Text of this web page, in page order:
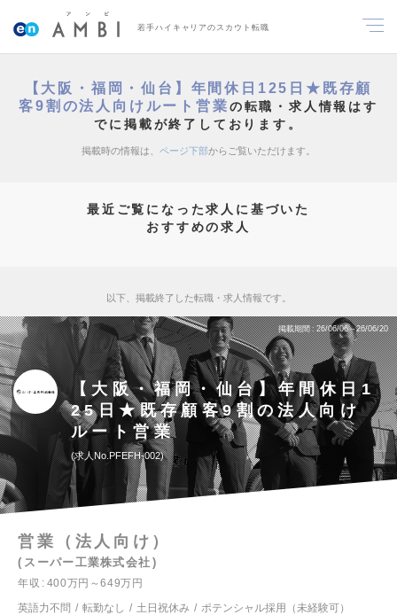
若手ハイキャリアのスカウト転職
【大阪・福岡・仙台】年間休日125日★既存顧
客9割の法人向けルート営業の転職・求人情報はす
でに掲載が終了しております。
掲載時の情報は、 ページ下部からご覧いただけます。
最近ご覧になった求人に基づいた
おすすめの求人
以下、掲載終了した転職・求人情報です。
掲載期間 26/06/06～26/06/20
【大阪・福岡・仙台】年間休日1
25日★既存顧客9割の法人向け
ルート営業
求人No.PFEFH-002
営業（法人向け）
スーパー工業株式会社
年収
400万円～649万円
英語力不問
転勤なし 土日祝休み ポテンシャル採用（未経験可）